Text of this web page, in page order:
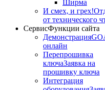
Ширма
И смех, и грех!
от технического
СервисФункции сайта
Демонстрация
онлайн
Перепрошивка
ключаЗаявка на
прошивку ключа
Интеграция